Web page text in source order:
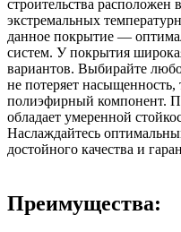
строительства расположен
экстремальных
данное покрытие —
систем. У покрытия
вариантов. Выбирайте
не потеряет насыщенность,
полиэфирный компонент.
обладает умеренной
Наслаждайтесь
достойного качества и
Преимущества: